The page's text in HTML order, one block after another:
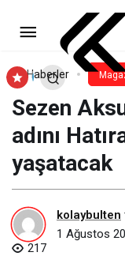
Haberler
Sezen
adını
yaşatacak
kolaybulten
1 Ağustos
217
Opera!Yorum